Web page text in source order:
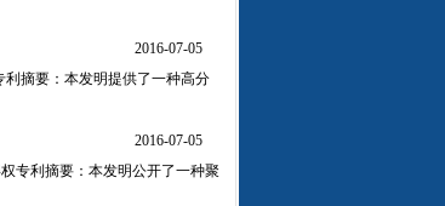
2016-07-05
利摘要：本发明提供了一种高分
2016-07-05
专利摘要：本发明公开了一种聚